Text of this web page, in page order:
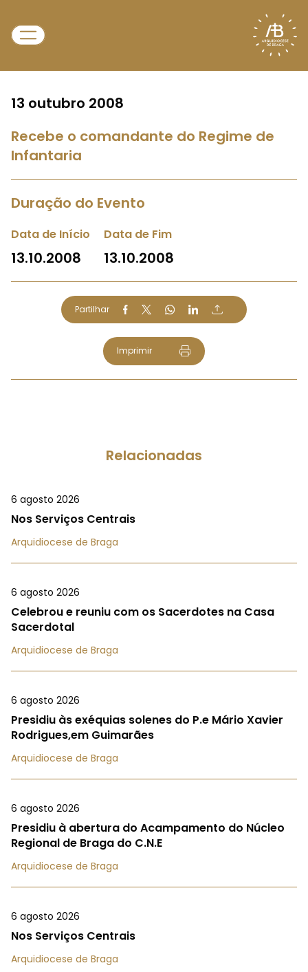
13 outubro 2008
Recebe o comandante do Regime de
Infantaria
Duração do Evento
Data de Início
13.10.2008
Data de Fim
13.10.2008
Partilhar
Imprimir
Relacionadas
6 agosto 2026
Nos Serviços Centrais
Arquidiocese de Braga
6 agosto 2026
Celebrou e reuniu com os Sacerdotes na Casa
Sacerdotal
Arquidiocese de Braga
6 agosto 2026
Presidiu às exéquias solenes do P.e Mário Xavier
Rodrigues,em Guimarães
Arquidiocese de Braga
6 agosto 2026
Presidiu à abertura do Acampamento do Núcleo
Regional de Braga do C.N.E
Arquidiocese de Braga
6 agosto 2026
Nos Serviços Centrais
Arquidiocese de Braga